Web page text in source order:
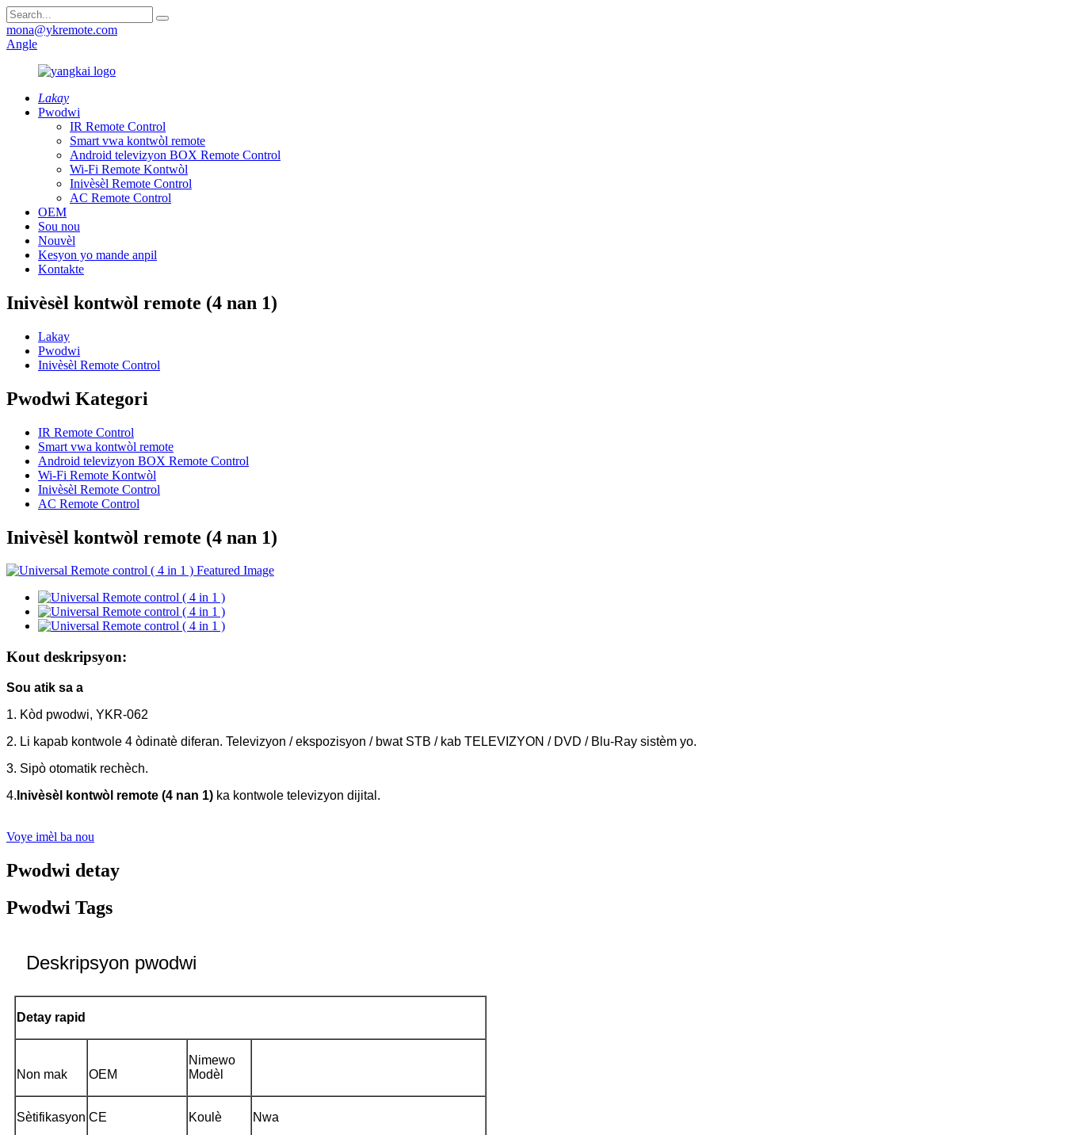
mona@ykremote.com
Angle
Lakay
Pwodwi
IR Remote Control
Smart vwa kontwòl remote
Android televizyon BOX Remote Control
Wi-Fi Remote Kontwòl
Inivèsèl Remote Control
AC Remote Control
OEM
Sou nou
Nouvèl
Kesyon yo mande anpil
Kontakte
Inivèsèl kontwòl remote (4 nan 1)
Lakay
Pwodwi
Inivèsèl Remote Control
Pwodwi Kategori
IR Remote Control
Smart vwa kontwòl remote
Android televizyon BOX Remote Control
Wi-Fi Remote Kontwòl
Inivèsèl Remote Control
AC Remote Control
Inivèsèl kontwòl remote (4 nan 1)
Kout deskripsyon:
Sou atik sa a
1. Kòd pwodwi, YKR-062
2. Li kapab kontwole 4 òdinatè diferan. Televizyon / ekspozisyon / bwat STB / kab TELEVIZYON / DVD / Blu-Ray sistèm yo.
3. Sipò otomatik rechèch.
4. Inivèsèl kontwòl remote (4 nan 1) ka kontwole televizyon dijital.
Voye imèl ba nou
Pwodwi detay
Pwodwi Tags
Deskripsyon pwodwi
Detay rapid
Non mak OEM
Nimewo
Modèl
Sètifikasyon CE Koulè Nwa